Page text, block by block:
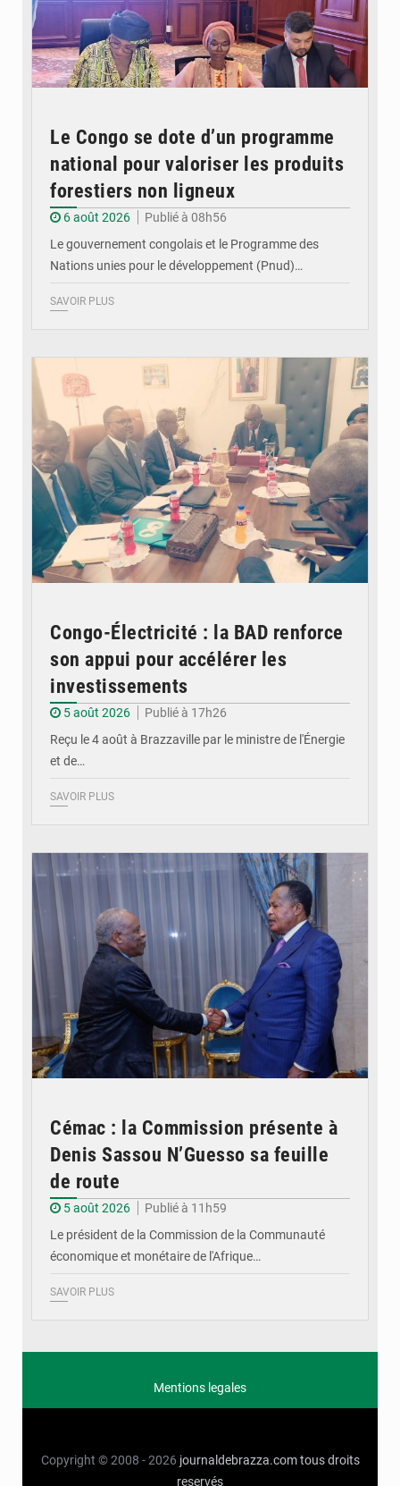
Le Congo se dote d’un programme
national pour valoriser les produits
forestiers non ligneux
6 août 2026
Publié à 08h56
Le gouvernement congolais et le Programme des
Nations unies pour le développement (Pnud)…
SAVOIR PLUS
Congo-Électricité : la BAD renforce
son appui pour accélérer les
investissements
5 août 2026
Publié à 17h26
Reçu le 4 août à Brazzaville par le ministre de l'Énergie
et de…
SAVOIR PLUS
Cémac : la Commission présente à
Denis Sassou N’Guesso sa feuille
de route
5 août 2026
Publié à 11h59
Le président de la Commission de la Communauté
économique et monétaire de l'Afrique…
SAVOIR PLUS
Mentions legales
Copyright © 2008 - 2026 journaldebrazza.com tous droits
reservés